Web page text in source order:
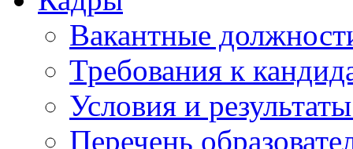
Вакантные
Требования к
Условия и
Перечень